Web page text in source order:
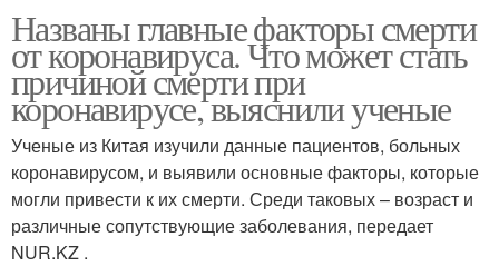
Названы главные факторы смерти
от коронавируса. Что может стать
причиной смерти при
коронавирусе, выяснили ученые
Ученые из Китая изучили данные пациентов, больных
коронавирусом, и выявили основные факторы, которые
могли привести к их смерти. Среди таковых – возраст и
различные сопутствующие заболевания, передает
NUR.KZ .